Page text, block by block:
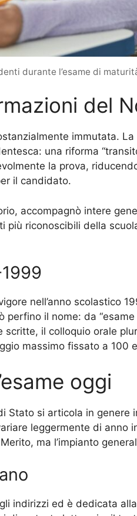
durante l’esame di
del
immutata.
una riforma
la prova,
il candidato.
accompagnò intere
più riconoscibili della
nell’anno scolastico
il nome: da “esame
scritte, il colloquio orale
massimo fissato a 100
oggi
Stato si articola in genere
leggermente di anno
ma l’impianto
indirizzi ed è dedicata